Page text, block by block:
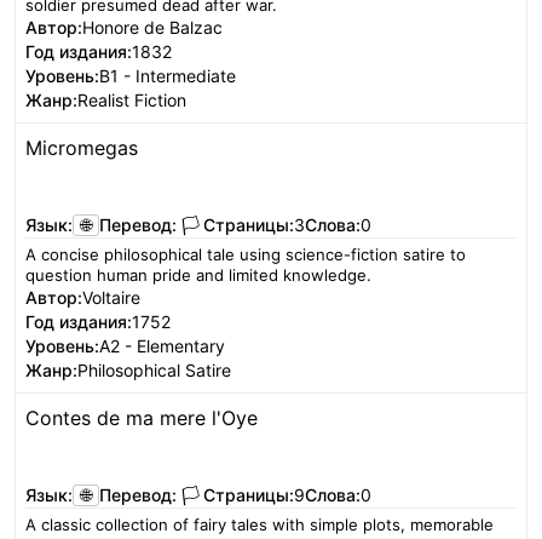
soldier presumed dead after war.
Автор:Honore de Balzac
Год издания:1832
Уровень:B1 - Intermediate
Жанр:Realist Fiction
Micromegas
Язык: 🌐 Перевод: 🏳️ Страницы:3Слова:0
A concise philosophical tale using science-fiction satire to
question human pride and limited knowledge.
Автор:Voltaire
Год издания:1752
Уровень:A2 - Elementary
Жанр:Philosophical Satire
Contes de ma mere l'Oye
Язык: 🌐 Перевод: 🏳️ Страницы:9Слова:0
A classic collection of fairy tales with simple plots, memorable